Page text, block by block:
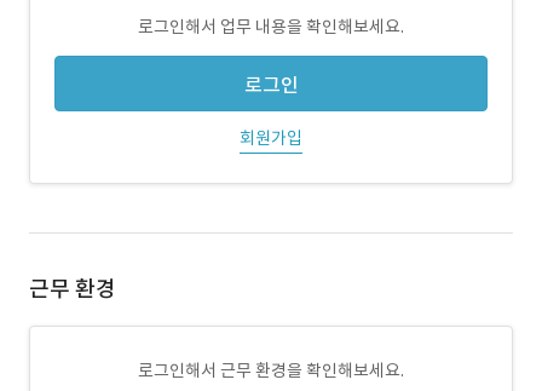
로그인해서 업무 내용을 확인해보세요.
로그인
회원가입
근무 환경
로그인해서 근무 환경을 확인해보세요.